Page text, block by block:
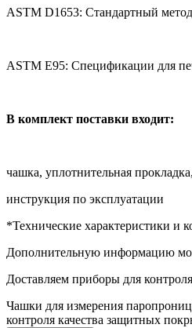
ASTM D1653: Стандартный
ASTM E95: Спецификации для
В комплект поставки входит:
чашка, уплотнительная
инструкция по эксплуатации
*Технические характеристики и
Дополнительную информацию
Доставляем приборы для
Чашки для измерения
контроля качества защитных